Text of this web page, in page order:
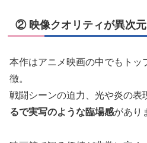
② 映像クオリティが異次
本作はアニメ映画の中でもトッ
徴。
戦闘シーンの迫力、光や炎の表
るで実写のような臨場感があり